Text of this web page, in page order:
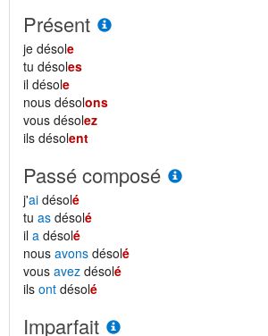
Présent
je désole
tu désoles
il désole
nous désolons
vous désolez
ils désolent
Passé composé
j'ai désolé
tu as désolé
il a désolé
nous avons désolé
vous avez désolé
ils ont désolé
Imparfait